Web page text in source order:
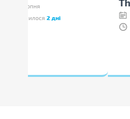
з 10 липня до 09 серпня
До кінця акції залишилося